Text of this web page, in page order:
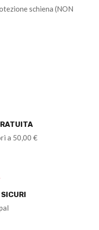
schiena (NON
a 50,00 €